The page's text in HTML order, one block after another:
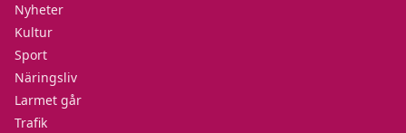
Nyheter
Kultur
Sport
Näringsliv
Larmet går
Trafik